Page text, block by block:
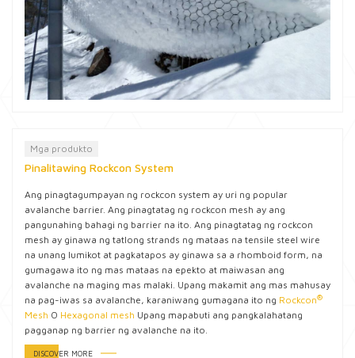
Mga produkto
Pinalitawing Rockcon System
Ang pinagtagumpayan ng rockcon system ay uri ng popular
avalanche barrier. Ang pinagtatag ng rockcon mesh ay ang
pangunahing bahagi ng barrier na ito. Ang pinagtatag ng rockcon
mesh ay ginawa ng tatlong strands ng mataas na tensile steel wire
na unang lumikot at pagkatapos ay ginawa sa a rhomboid form, na
gumagawa ito ng mas mataas na epekto at maiwasan ang
avalanche na maging mas malaki. Upang makamit ang mas mahusay
na pag-iwas sa avalanche, karaniwang gumagana ito ng Rockcon®
Mesh O Hexagonal mesh Upang mapabuti ang pangkalahatang
pagganap ng barrier ng avalanche na ito.
DISCOVER MORE